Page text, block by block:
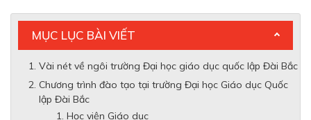
MỤC LỤC BÀI VIẾT
Vài nét về ngôi trường Đại học giáo dục quốc lập Đài Bắc
Chương trình đào tạo tại trường Đại học Giáo dục Quốc
lập Đài Bắc
Học viện Giáo dục